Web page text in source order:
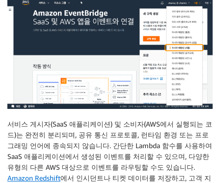
서비스 게시자(SaaS 애플리케이션) 및 소비자(AWS에서 실행되는 코
드)는 완전히 분리되며, 공유 통신 프로토콜, 런타임 환경 또는 프로
그래밍 언어에 종속되지 않습니다. 간단한 Lambda 함수를 사용하여
SaaS 애플리케이션에서 생성된 이벤트를 처리할 수 있으며, 다양한
유형의 다른 AWS 대상으로 이벤트를 라우팅할 수도 있습니다.
Amazon Redshift에서 인시던트나 티켓 데이터를 저장하고, 고객 지